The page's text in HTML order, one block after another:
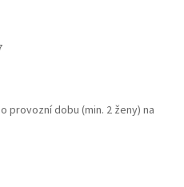
provozní dobu (min. 2 ženy) na